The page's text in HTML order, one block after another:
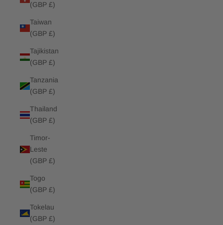
(GBP £)
Taiwan
(GBP £)
Tajikistan
(GBP £)
Tanzania
(GBP £)
Thailand
(GBP £)
Timor-
Leste
(GBP £)
Togo
(GBP £)
Tokelau
(GBP £)